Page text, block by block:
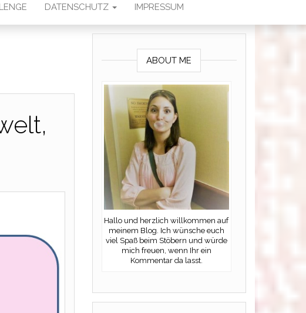
DATENSCHUTZ IMPRESSUM
ABOUT ME
Hallo und herzlich willkommen auf
meinem Blog. Ich wünsche euch
viel Spaß beim Stöbern und würde
mich freuen, wenn Ihr ein
Kommentar da lasst.